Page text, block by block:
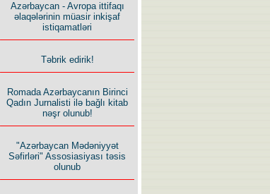
Azərbaycan - Avropa ittifaqı
əlaqələrinin müasir inkişaf
istiqamatləri
Təbrik edirik!
Romada Azərbaycanın Birinci
Qadın Jurnalisti ilə bağlı kitab
nəşr olunub!
"Azərbaycan Mədəniyyət
Səfirləri" Assosiasiyası təsis
olunub